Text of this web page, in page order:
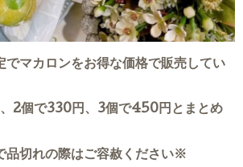
でマカロンをお得な価格で販売してい
2個で330円、3個で450円とまとめ
品切れの際はご容赦ください※